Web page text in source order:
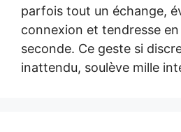
parfois tout un échange,
connexion et tendresse
seconde. Ce geste si
inattendu, soulève mille